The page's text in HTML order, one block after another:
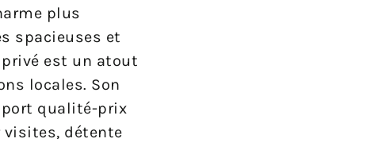
plus
spacieuses et
est un atout
locales. Son
qualité-prix
visites, détente